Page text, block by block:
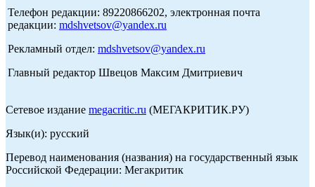
Телефон редакции: 89220866202, электронная почта
редакции: mdshvetsov@yandex.ru
Рекламный отдел: mdshvetsov@yandex.ru
Главный редактор Швецов Максим Дмитриевич
Сетевое издание megacritic.ru (МЕГАКРИТИК.РУ)
Язык(и): русский
Перевод наименования (названия) на государственный язык
Российской Федерации: Мегакритик